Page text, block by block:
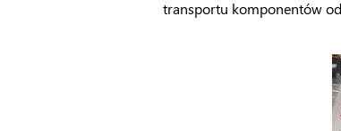
transportu komponentów